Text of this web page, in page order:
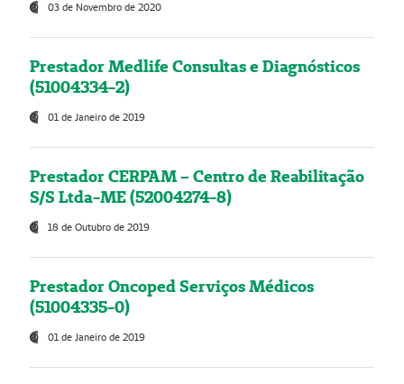
03 de Novembro de 2020
Prestador Medlife Consultas e Diagnósticos
(51004334-2)
01 de Janeiro de 2019
Prestador CERPAM – Centro de Reabilitação
S/S Ltda-ME (52004274-8)
18 de Outubro de 2019
Prestador Oncoped Serviços Médicos
(51004335-0)
01 de Janeiro de 2019